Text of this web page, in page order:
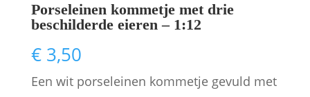
Porseleinen kommetje met drie
beschilderde eieren – 1:12
€3,50
Een wit porseleinen kommetje gevuld met